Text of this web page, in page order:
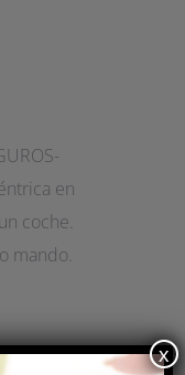
en
coche.
mando.
x